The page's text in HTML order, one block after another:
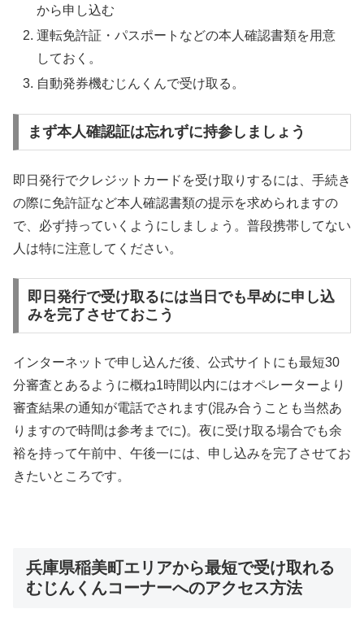
から申し込む
運転免許証・パスポートなどの本人確認書類を用意
しておく。
自動発券機むじんくんで受け取る。
まず本人確認証は忘れずに持参しましょう
即日発行でクレジットカードを受け取りするには、手続き
の際に免許証など本人確認書類の提示を求められますの
で、必ず持っていくようにしましょう。普段携帯してない
人は特に注意してください。
即日発行で受け取るには当日でも早めに申し込
みを完了させておこう
インターネットで申し込んだ後、公式サイトにも最短30
分審査とあるように概ね1時間以内にはオペレーターより
審査結果の通知が電話でされます(混み合うことも当然あ
りますので時間は参考までに)。夜に受け取る場合でも余
裕を持って午前中、午後一には、申し込みを完了させてお
きたいところです。
兵庫県稲美町エリアから最短で受け取れる
むじんくんコーナーへのアクセス方法